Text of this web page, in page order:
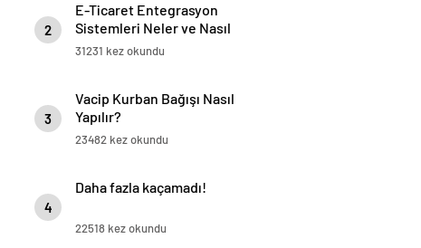
2
E-Ticaret Entegrasyon
Sistemleri Neler ve Nasıl
Yapılır?
31231 kez okundu
3
Vacip Kurban Bağışı Nasıl
Yapılır?
23482 kez okundu
4
Daha fazla kaçamadı!
22518 kez okundu